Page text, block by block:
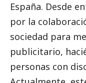
España. Desde
por la
sociedad para
publicitario,
personas con